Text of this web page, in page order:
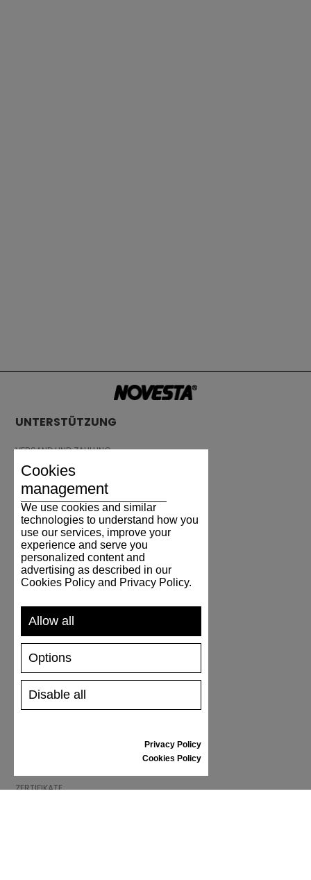
UNTERSTÜTZUNG
VERSAND UND ZAHLUNG
RÜCKSENDUNG
GRÖSSENTABELLE
SCHUHPFLEGE
GESCHENKGUTSCHEIN
REZENSIONEN
INFORMATIONEN
REKLAMATION
PRIVACY POLICY
FAQ
MARKE
ZERTIFIKATE
Cookies
management
We use cookies and similar
technologies to understand how you
use our services, improve your
experience and serve you
personalized content and
advertising as described in our
Cookies Policy and Privacy Policy.
Allow all
Disable all
Options
Privacy Policy
Cookies Policy